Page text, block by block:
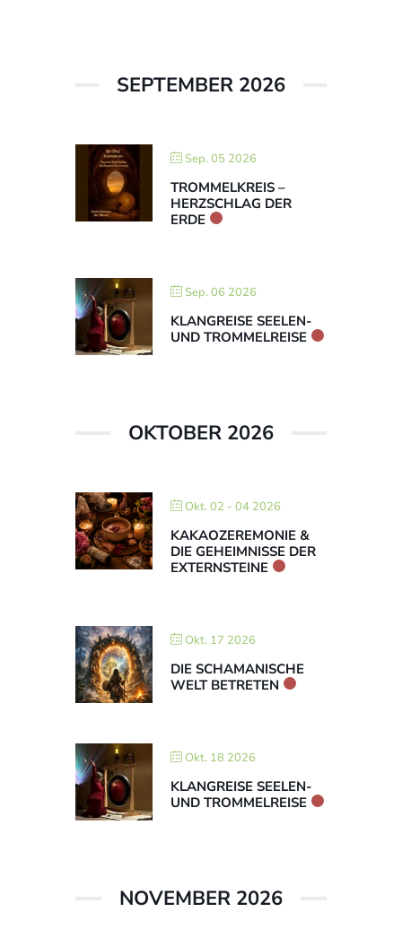
SEPTEMBER 2026
Sep. 05 2026
TROMMELKREIS –
HERZSCHLAG DER
ERDE
Sep. 06 2026
KLANGREISE SEELEN-
UND TROMMELREISE
OKTOBER 2026
Okt. 02 - 04 2026
KAKAOZEREMONIE &
DIE GEHEIMNISSE DER
EXTERNSTEINE
Okt. 17 2026
DIE SCHAMANISCHE
WELT BETRETEN
Okt. 18 2026
KLANGREISE SEELEN-
UND TROMMELREISE
NOVEMBER 2026